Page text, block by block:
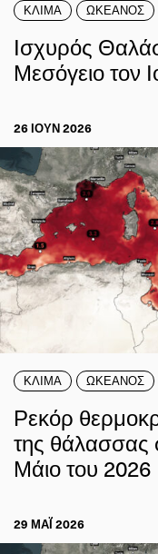
ΚΛΙΜΑ
ΩΚΕΑΝΟΣ
Ισχυρός
Μεσόγειο τον
26 ΙΟΥΝ 2026
ΚΛΙΜΑ ΩΚΕΑΝΟΣ
Ρεκόρ
της θάλασσας
Μάιο του 2026
29 ΜΑΪ́ 2026